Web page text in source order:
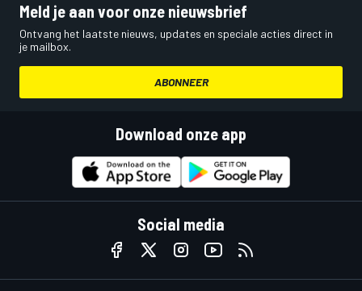
Meld je aan voor onze nieuwsbrief
Ontvang het laatste nieuws, updates en speciale acties direct in
je mailbox.
ABONNEER
Download onze app
Social media